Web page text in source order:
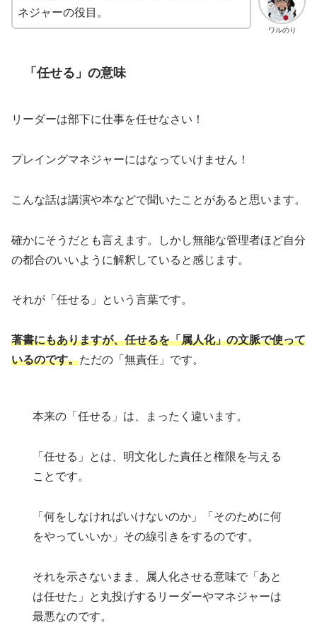
ワルのり
ネジャーの役目。
「任せる」の意味
リーダーは部下に仕事を任せなさい！
プレイングマネジャーにはなっていけません！
こんな話は講演や本などで聞いたことがあると思います。
確かにそうだとも言えます。しかし無能な管理者ほど自分
の都合のいいように解釈していると感じます。
それが「任せる」という言葉です。
著書にもありますが、任せるを「属人化」の文脈で使って
いるのです。ただの「無責任」です。
本来の「任せる」は、まったく違います。
「任せる」とは、明文化した責任と権限を与える
ことです。
「何をしなければいけないのか」「そのために何
をやっていいか」その線引きをするのです。
それを示さないまま、属人化させる意味で「あと
は任せた」と丸投げするリーダーやマネジャーは
最悪なのです。